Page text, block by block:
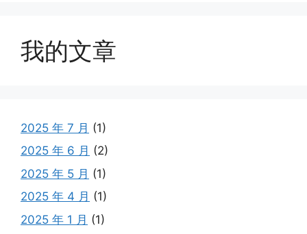
我的文章
2025 年 7 月 (1)
2025 年 6 月 (2)
2025 年 5 月 (1)
2025 年 4 月 (1)
2025 年 1 月 (1)